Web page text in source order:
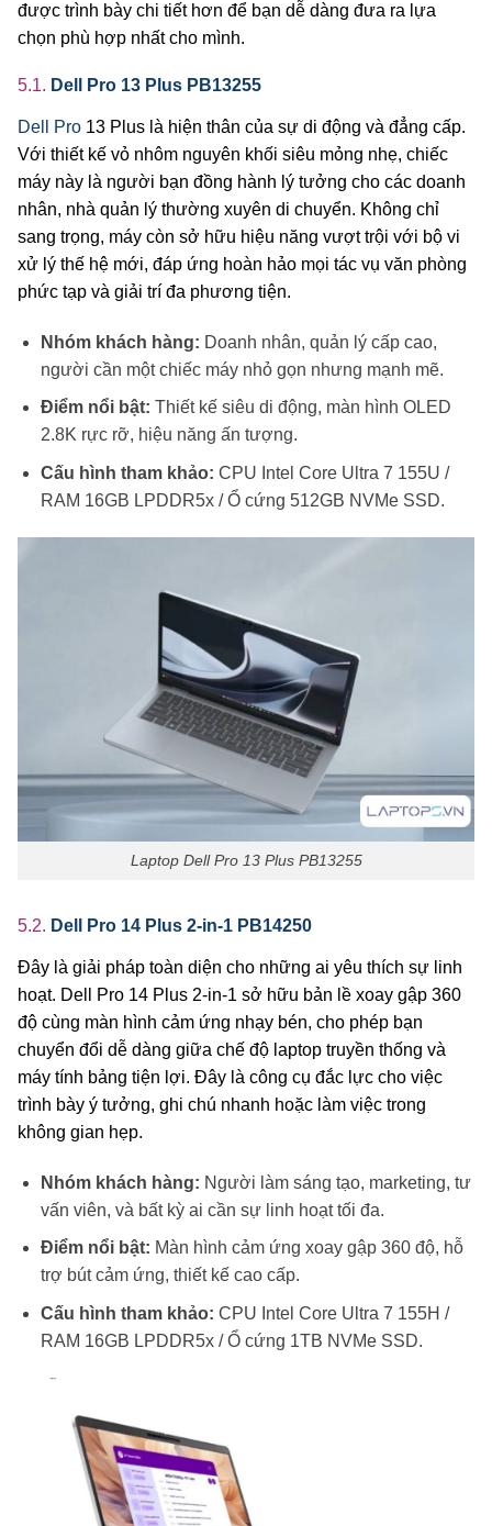
được trình bày chi tiết hơn để bạn dễ dàng đưa ra lựa
chọn phù hợp nhất cho mình.
5.1. Dell Pro 13 Plus PB13255
Dell Pro 13 Plus là hiện thân của sự di động và đẳng cấp.
Với thiết kế vỏ nhôm nguyên khối siêu mỏng nhẹ, chiếc
máy này là người bạn đồng hành lý tưởng cho các doanh
nhân, nhà quản lý thường xuyên di chuyển. Không chỉ
sang trọng, máy còn sở hữu hiệu năng vượt trội với bộ vi
xử lý thế hệ mới, đáp ứng hoàn hảo mọi tác vụ văn phòng
phức tạp và giải trí đa phương tiện.
Nhóm khách hàng: Doanh nhân, quản lý cấp cao,
người cần một chiếc máy nhỏ gọn nhưng mạnh mẽ.
Điểm nổi bật: Thiết kế siêu di động, màn hình OLED
2.8K rực rỡ, hiệu năng ấn tượng.
Cấu hình tham khảo: CPU Intel Core Ultra 7 155U /
RAM 16GB LPDDR5x / Ổ cứng 512GB NVMe SSD.
Laptop Dell Pro 13 Plus PB13255
5.2. Dell Pro 14 Plus 2-in-1 PB14250
Đây là giải pháp toàn diện cho những ai yêu thích sự linh
hoạt. Dell Pro 14 Plus 2-in-1 sở hữu bản lề xoay gập 360
độ cùng màn hình cảm ứng nhạy bén, cho phép bạn
chuyển đổi dễ dàng giữa chế độ laptop truyền thống và
máy tính bảng tiện lợi. Đây là công cụ đắc lực cho việc
trình bày ý tưởng, ghi chú nhanh hoặc làm việc trong
không gian hẹp.
Nhóm khách hàng: Người làm sáng tạo, marketing, tư
vấn viên, và bất kỳ ai cần sự linh hoạt tối đa.
Điểm nổi bật: Màn hình cảm ứng xoay gập 360 độ, hỗ
trợ bút cảm ứng, thiết kế cao cấp.
Cấu hình tham khảo: CPU Intel Core Ultra 7 155H /
RAM 16GB LPDDR5x / Ổ cứng 1TB NVMe SSD.